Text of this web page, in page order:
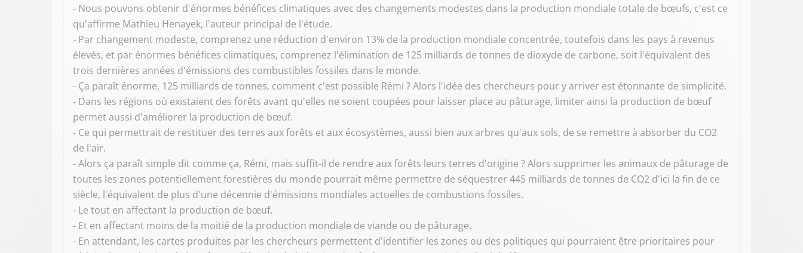
- Nous pouvons obtenir d'énormes bénéfices climatiques avec des changements modestes dans la production mondiale totale de bœufs, c'est ce
qu'affirme Mathieu Henayek, l'auteur principal de l'étude.
- Par changement modeste, comprenez une réduction d'environ 13% de la production mondiale concentrée, toutefois dans les pays à revenus
élevés, et par énormes bénéfices climatiques, comprenez l'élimination de 125 milliards de tonnes de dioxyde de carbone, soit l'équivalent des
trois dernières années d'émissions des combustibles fossiles dans le monde.
- Ça paraît énorme, 125 milliards de tonnes, comment c'est possible Rémi ? Alors l'idée des chercheurs pour y arriver est étonnante de simplicité.
- Dans les régions où existaient des forêts avant qu'elles ne soient coupées pour laisser place au pâturage, limiter ainsi la production de bœuf
permet aussi d'améliorer la production de bœuf.
- Ce qui permettrait de restituer des terres aux forêts et aux écosystèmes, aussi bien aux arbres qu'aux sols, de se remettre à absorber du CO2
de l'air.
- Alors ça paraît simple dit comme ça, Rémi, mais suffit-il de rendre aux forêts leurs terres d'origine ? Alors supprimer les animaux de pâturage de
toutes les zones potentiellement forestières du monde pourrait même permettre de séquestrer 445 milliards de tonnes de CO2 d'ici la fin de ce
siècle, l'équivalent de plus d'une décennie d'émissions mondiales actuelles de combustions fossiles.
- Le tout en affectant la production de bœuf.
- Et en affectant moins de la moitié de la production mondiale de viande ou de pâturage.
- En attendant, les cartes produites par les chercheurs permettent d'identifier les zones ou des politiques qui pourraient être prioritaires pour